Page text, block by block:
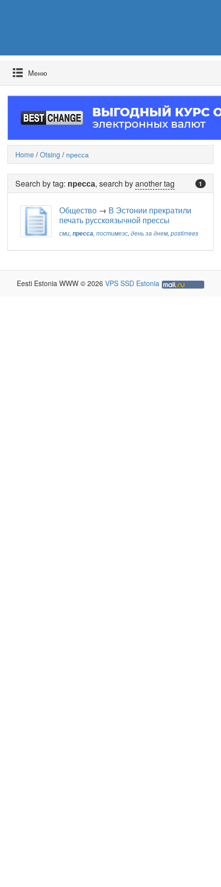
Mеню
Home / Otsing / пресса
1
Search by tag: пресса, search byanother tag
Общество → В Эстонии прекратили
печать русскоязычной прессы
сми, пресса, постимеэс, день за днем, postimees
Eesti Estonia WWW © 2026 VPS SSD Estonia